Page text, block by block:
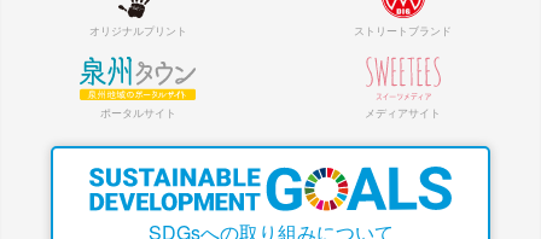
SDGsへの取り組みについて